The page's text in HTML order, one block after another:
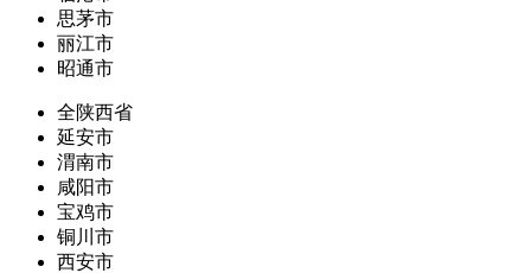
思茅市
丽江市
昭通市
全陕西省
延安市
渭南市
咸阳市
宝鸡市
铜川市
西安市